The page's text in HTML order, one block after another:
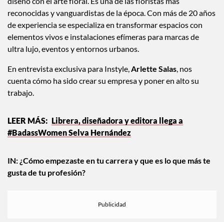
diseño con el arte floral. Es una de las floristas más
reconocidas y vanguardistas de la época. Con más de 20 años
de experiencia se especializa en transformar espacios con
elementos vivos e instalaciones efímeras para marcas de
En entrevista exclusiva para Instyle,Arlette Salas , nos
cuenta cómo ha sido crear su empresa y poner en alto su
Librera, diseñadora y editora llega a
IN: ¿Cómo empezaste en tu carrera y que es lo que más te